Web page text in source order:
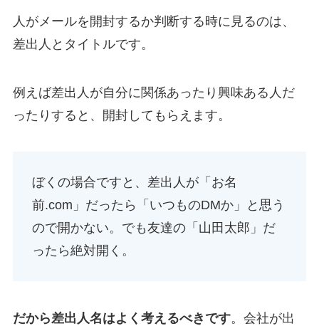
人がメールを開封するか判断する時に見るのは、
差出人とタイトルです。
例えば差出人が自分に関係あったり興味ある人だ
ったりすると、開封してもらえます。
ぼくの場合ですと、差出人が「お名
前.com」だったら「いつものDMか」と思う
ので開かない。でも友達の「山田太郎」だ
ったら絶対開く。
だから差出人名はよく考えるべきです。会社が出